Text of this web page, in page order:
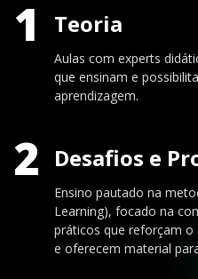
1 Teoria
Aulas com experts
que ensinam e
aprendizagem.
2 Desafios e
Ensino pautado na
Learning), focado na
práticos que reforçam o
e oferecem material